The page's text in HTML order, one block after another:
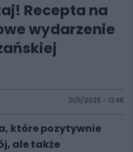
Recepta na
wydarzenie
21/11/2025 - 12:48
które pozytywnie
ale także